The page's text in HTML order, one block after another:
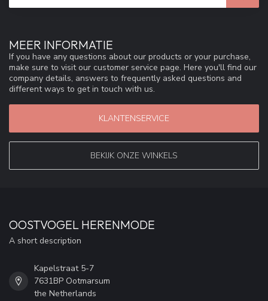
MEER INFORMATIE
If you have any questions about our products or your purchase,
make sure to visit our customer service page. Here you'll find our
company details, answers to frequently asked questions and
different ways to get in touch with us.
KLANTENSERVICE
BEKIJK ONZE WINKELS
OOSTVOGEL HERENMODE
A short description
Kapelstraat 5-7
7631BP Ootmarsum
the Netherlands